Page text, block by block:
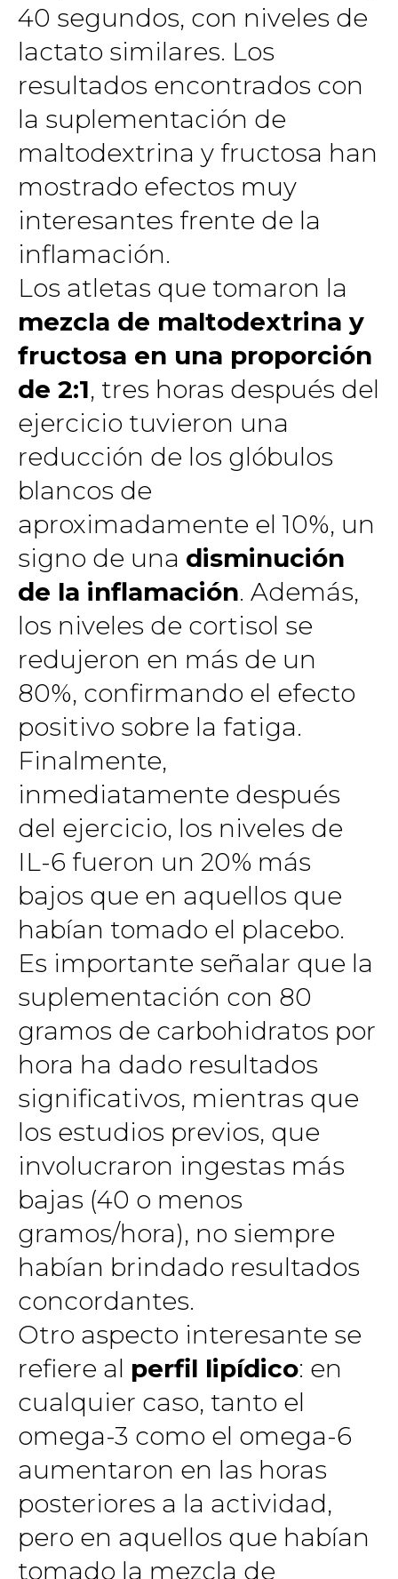
40 segundos, con niveles de
lactato similares. Los
resultados encontrados con
la suplementación de
maltodextrina y fructosa han
mostrado efectos muy
interesantes frente de la
inflamación.
Los atletas que tomaron la
mezcla de maltodextrina y
fructosa en una proporción
de 2:1, tres horas después del
ejercicio tuvieron una
reducción de los glóbulos
blancos de
aproximadamente el 10%, un
signo de una disminución
de la inflamación. Además,
los niveles de cortisol se
redujeron en más de un
80%, confirmando el efecto
positivo sobre la fatiga.
Finalmente,
inmediatamente después
del ejercicio, los niveles de
IL-6 fueron un 20% más
bajos que en aquellos que
habían tomado el placebo.
Es importante señalar que la
suplementación con 80
gramos de carbohidratos por
hora ha dado resultados
significativos, mientras que
los estudios previos, que
involucraron ingestas más
bajas (40 o menos
gramos/hora), no siempre
habían brindado resultados
concordantes.
Otro aspecto interesante se
refiere al perfil lipídico: en
cualquier caso, tanto el
omega-3 como el omega-6
aumentaron en las horas
posteriores a la actividad,
pero en aquellos que habían
tomado la mezcla de